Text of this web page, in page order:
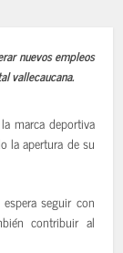
nuevos empleos
vallecaucana.
marca deportiva
la apertura de su
seguir con
contribuir al